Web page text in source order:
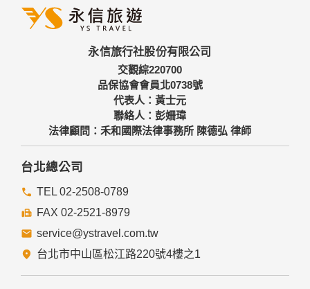
永信旅行社股份有限公司
交觀綜220700
品保協會會員北0738號
代表人：黃士元
聯絡人：彭姍瑋
法律顧問：禾和國際法律事務所 陳德弘 律師
台北總公司
TEL 02-2508-0789
FAX 02-2521-8979
service@ystravel.com.tw
台北市中山區松江路220號4樓之1